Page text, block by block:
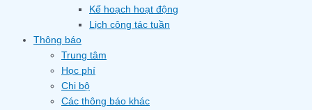
Kế hoạch hoạt động
Lịch công tác tuần
Thông báo
Trung tâm
Học phí
Chi bộ
Các thông báo khác